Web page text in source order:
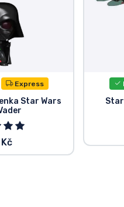
Express
Star Wars